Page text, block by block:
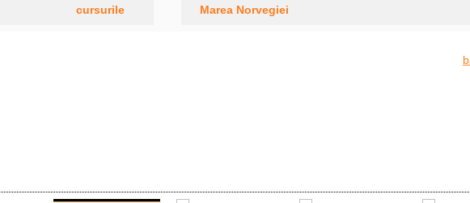
cursurile
Marea Norvegiei